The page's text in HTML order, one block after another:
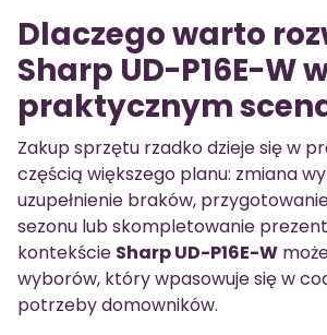
Dlaczego warto
Sharp UD-P16E-W
praktycznym
Zakup sprzętu rzadko dzieje się w
częścią większego planu: zmiana
uzupełnienie braków,
sezonu lub skompletowanie
kontekście Sharp UD-P16E-W
wyborów, który wpasowuje się w
potrzeby domowników.